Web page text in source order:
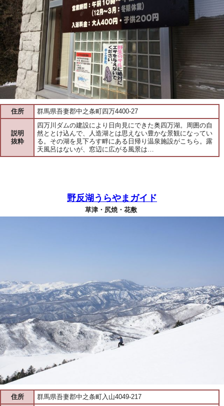
住所 群馬県吾妻郡中之条町四万4400-27
説明
抜粋
四万川ダムの建設により日向見にできた奥四万湖。周囲の自
然ととけ込んで、人造湖とは思えない豊かな景観になってい
る。その湖を見下ろす畔にある日帰り温泉施設がこちら。露
天風呂はないが、窓辺に広がる風景は…
野反湖うらやまガイド
草津・尻焼・花敷
住所 群馬県吾妻郡中之条町入山4049-217